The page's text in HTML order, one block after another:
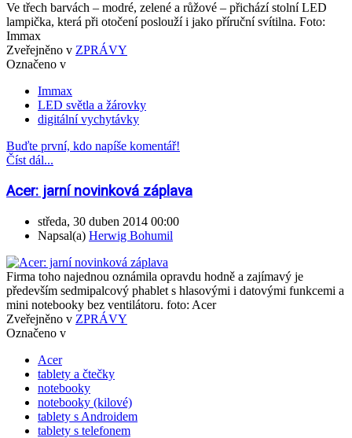
Ve třech barvách – modré, zelené a růžové – přichází stolní LED
lampička, která při otočení poslouží i jako příruční svítilna. Foto:
Immax
Zveřejněno v ZPRÁVY
Označeno v
Immax
LED světla a žárovky
digitální vychytávky
Buďte první, kdo napíše komentář!
Číst dál...
Acer: jarní novinková záplava
středa, 30 duben 2014 00:00
Napsal(a) Herwig Bohumil
Firma toho najednou oznámila opravdu hodně a zajímavý je
především sedmipalcový phablet s hlasovými i datovými funkcemi a
mini notebooky bez ventilátoru. foto: Acer
Zveřejněno v ZPRÁVY
Označeno v
Acer
tablety a čtečky
notebooky
notebooky (kilové)
tablety s Androidem
tablety s telefonem